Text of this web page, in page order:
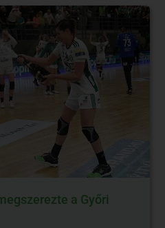
a Győri